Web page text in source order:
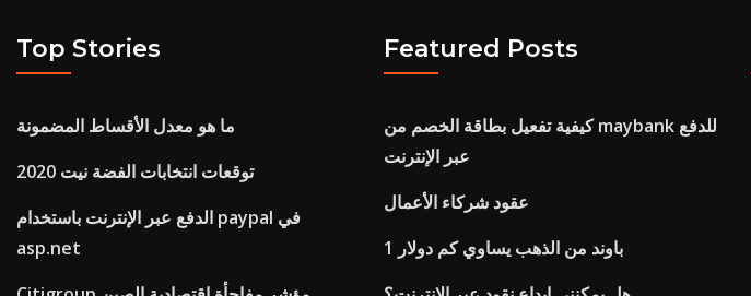
Top Stories
ما هو معدل الأقساط المضمونة
توقعات انتخابات الفضة نيت 2020
الدفع عبر الإنترنت باستخدام paypal في
asp.net
Featured Posts
كيفية تفعيل بطاقة الخصم من maybank للدفع
عبر الإنترنت
عقود شركاء الأعمال
1 باوند من الذهب يساوي كم دولار